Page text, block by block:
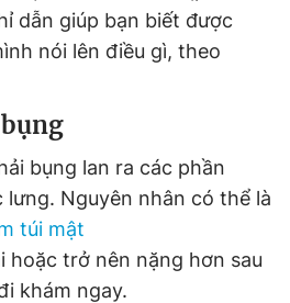
Bạn cần biết
thoại
dẫn giúp bạn biết được
nói lên điều gì, theo
bụng lan ra các phần
lưng. Nguyên nhân có thể là
túi mật
hoặc trở nên nặng hơn sau
khám ngay.